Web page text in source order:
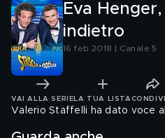
Eva
indietro
16 feb 2018 | Canale 5
VAI ALLA SERIE LA TUA LISTA
Valerio Staffelli ha dato voce